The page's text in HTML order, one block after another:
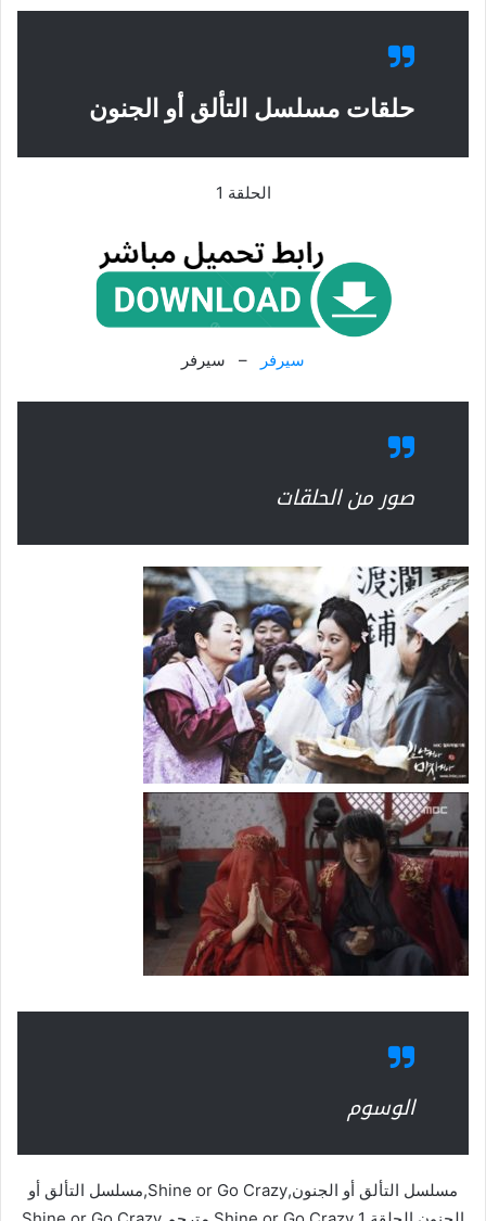
حلقات مسلسل التألق أو الجنون
الحلقة 1
سيرفر – سيرفر
صور من الحلقات
الوسوم
مسلسل التألق أو الجنون,Shine or Go Crazy,مسلسل التألق أو